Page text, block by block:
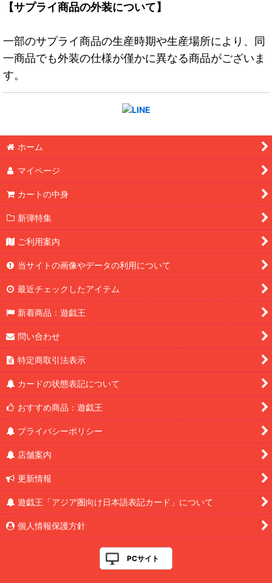
【サプライ商品の外装について】
一部のサプライ商品の生産時期や生産場所により、同
一商品でも外装の仕様が僅かに異なる商品がございま
す。
ホーム
マイページ
カートの中身
新弾特集
ご利用案内
当サイトの画像やデータの利用について
最近チェックしたアイテム
新着商品：遊戯王
問い合わせ
特定商取引法表示
カードの状態表記について
おすすめ商品：遊戯王
プライバシーポリシー
店舗案内
更新情報
遊戯王「アジア圏向け日本語表記カード」について
個人情報保護方針
PCサイト